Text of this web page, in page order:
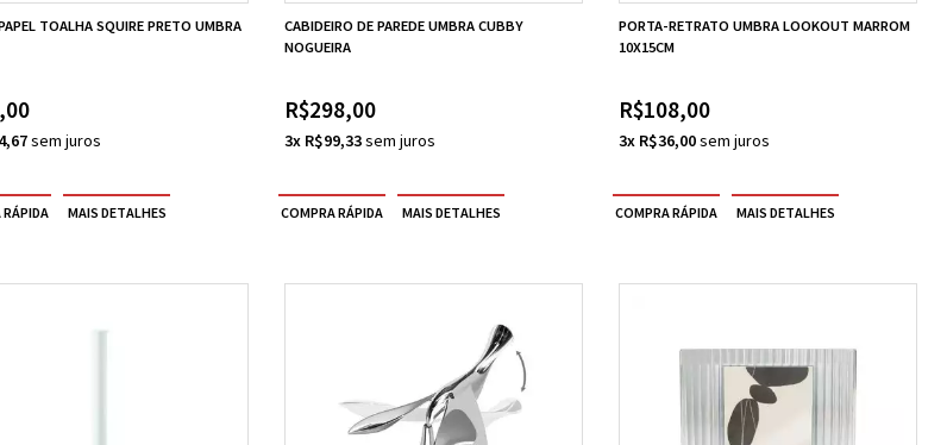
TOALHA SQUIRE PRETO UMBRA
CABIDEIRO DE PAREDE UMBRA CUBBY
NOGUEIRA
R$298,00
3x R$99,33
PORTA-RETRATO UMBRA LOOKOUT MARROM
10X15CM
R$108,00
3x R$36,00